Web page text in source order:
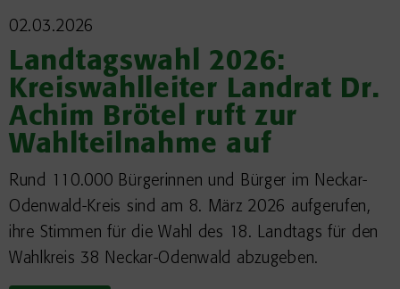
02.03.2026
Landtagswahl 2026:
Kreiswahlleiter Landrat Dr.
Achim Brötel ruft zur
Wahlteilnahme auf
Rund 110.000 Bürgerinnen und Bürger im Neckar-
Odenwald-Kreis sind am 8. März 2026 aufgerufen,
ihre Stimmen für die Wahl des 18. Landtags für den
Wahlkreis 38 Neckar-Odenwald abzugeben.